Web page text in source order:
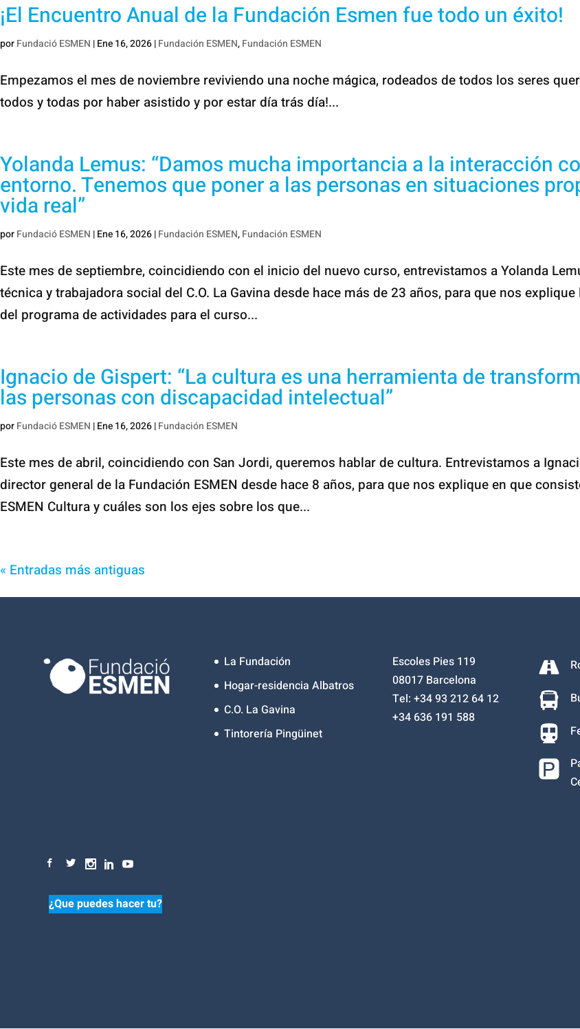
¡El Encuentro Anual de la Fundación Esmen fue todo un éxito!
porFundació ESMEN |Ene 16, 2026|Fundación ESMEN,Fundación ESMEN
Empezamos el mes de noviembre reviviendo una noche mágica, rodeados de todos los seres
todos y todas por haber asistido y por estar día trás día!...
Yolanda Lemus: “Damos mucha importancia a la interacción
entorno. Tenemos que poner a las personas en situaciones
vida real”
porFundació ESMEN |Ene 16, 2026|Fundación ESMEN,Fundación ESMEN
Este mes de septiembre, coincidiendo con el inicio del nuevo curso, entrevistamos a Yolanda
técnica y trabajadora social del C.O. La Gavina desde hace más de 23 años, para que nos
del programa de actividades para el curso...
Ignacio de Gispert: “La cultura es una herramienta de
las personas con discapacidad intelectual”
porFundació ESMEN |Ene 16, 2026|Fundación ESMEN
Este mes de abril, coincidiendo con San Jordi, queremos hablar de cultura. Entrevistamos a
director general de la Fundación ESMEN desde hace 8 años, para que nos explique en que
ESMEN Cultura y cuáles son los ejes sobre los que...
« Entradas más antiguas
La Fundación
Hogar-residencia Albatros
C.O. La Gavina
Tintorería Pingüinet
Escoles Pies 119
08017 Barcelona
Tel: +3493 212 64 12
+34 636 191 588
¿Que puedes hacer tu?